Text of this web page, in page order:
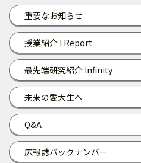
重要なお知らせ
授業紹介 I Report
最先端研究紹介 Infinity
未来の愛大生へ
Q&A
広報誌バックナンバー